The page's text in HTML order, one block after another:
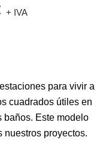
+ IVA
para vivir a
cuadrados útiles en
baños. Este modelo
nuestros proyectos.